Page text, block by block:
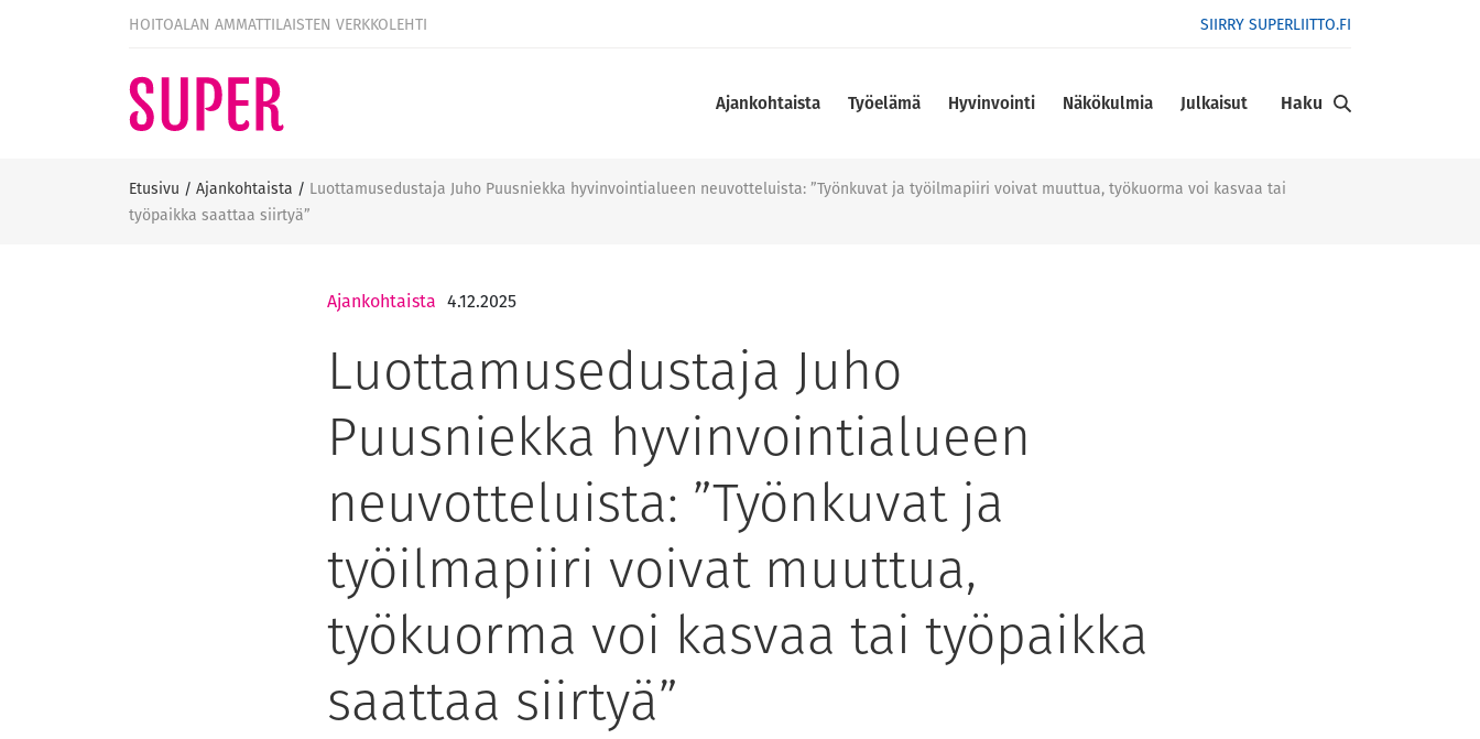
HOITOALAN AMMATTILAISTEN VERKKOLEHTI SIIRRY SUPERLIITTO.FI
Ajankohtaista Työelämä Hyvinvointi Näkökulmia Julkaisut Haku
Etusivu / Ajankohtaista / Luottamusedustaja Juho Puusniekka hyvinvointialueen neuvotteluista: ”Työnkuvat ja työilmapiiri voivat muuttua, työkuorma voi kasvaa tai
työpaikka saattaa siirtyä”
Ajankohtaista 4.12.2025
Luottamusedustaja Juho
Puusniekka hyvinvointialueen
neuvotteluista: ”Työnkuvat ja
työilmapiiri voivat muuttua,
työkuorma voi kasvaa tai työpaikka
saattaa siirtyä”